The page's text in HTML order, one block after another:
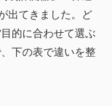
出てきました。ど
的に合わせて選ぶ
下の表で違いを整